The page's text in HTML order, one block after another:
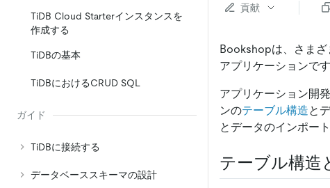
TiDB Cloud Starterインスタンスを
作成する
TiDBの基本
TiDBにおけるCRUD SQL
ガイド
TiDBに接続する
データベーススキーマの設計
貢献
Bookshopは、さま
アプリケーションです
アプリケーション開
ンのテーブル構造と
とデータのインポー
テーブル構造